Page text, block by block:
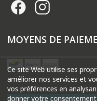
Ce site Web utilise ses
améliorer nos services et
vos préférences en
donner votre
MOYENS DE